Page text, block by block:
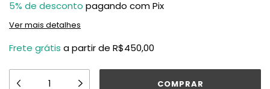
5% de desconto pagando com Pix
Ver mais detalhes
Frete grátis a partir de R$450,00